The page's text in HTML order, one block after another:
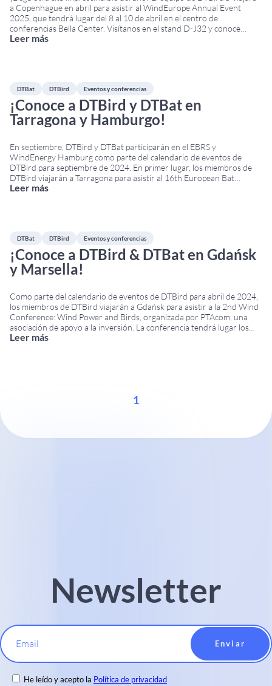
a Copenhague en abril para asistir al WindEurope Annual Event
2025, que tendrá lugar del 8 al 10 de abril en el centro de
conferencias Bella Center. Visítanos en el stand D-J32 y conoce
nuestras soluciones para la monitorización de aves y murciélagos en
Leer más
DTBat DTBird Eventos y conferencias
¡Conoce a DTBird y DTBat en
Tarragona y Hamburgo!
En septiembre, DTBird y DTBat participarán en el EBRS y
WindEnergy Hamburg como parte del calendario de eventos de
DTBird para septiembre de 2024. En primer lugar, los miembros de
DTBird viajarán a Tarragona para asistir al 16th European Bat
Research Symposium (EBRS) 2024. La conferencia tendrá lugar del 2
Leer más
DTBat DTBird Eventos y conferencias
¡Conoce a DTBird & DTBat en Gdańsk
y Marsella!
Como parte del calendario de eventos de DTBird para abril de 2024,
los miembros de DTBird viajarán a Gdańsk para asistir a la 2nd Wind
Conference: Wind Power and Birds, organizada por PTAcom, una
asociación de apoyo a la inversión. La conferencia tendrá lugar los
días 18 y 19 de abril en el Hotel Almond
Leer más
1
Newsletter
Email
He leído y acepto la Política de privacidad